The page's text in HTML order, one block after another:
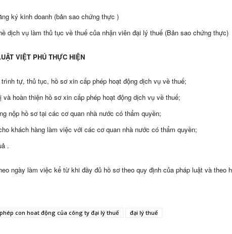
ký kinh doanh (bản sao chứng thực )
dịch vụ làm thủ tục về thuế của nhận viên đại lý thuế (Bản sao chứng thực)
VIỆT PHÚ THỰC HIỆN
tự, thủ tục, hồ sơ xin cấp phép hoạt động dịch vụ về thuế;
và hoàn thiện hồ sơ xin cấp phép hoạt động dịch vụ về thuế;
nộp hồ sơ tại các cơ quan nhà nước có thẩm quyền;
khách hàng làm việc với các cơ quan nhà nước có thẩm quyền;
.
ngày làm việc kể từ khi đầy đủ hồ sơ theo quy định của pháp luật và theo
con hoat động của công ty đại lý thuế đại lý thuế